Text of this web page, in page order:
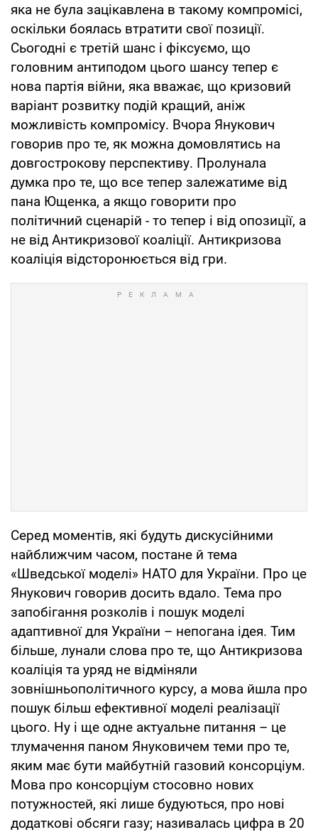
яка не була зацікавлена в такому компромісі,
оскільки боялась втратити свої позиції.
Сьогодні є третій шанс і фіксуємо, що
головним антиподом цього шансу тепер є
нова партія війни, яка вважає, що кризовий
варіант розвитку подій кращий, аніж
можливість компромісу. Вчора Янукович
говорив про те, як можна домовлятись на
довгострокову перспективу. Пролунала
думка про те, що все тепер залежатиме від
пана Ющенка, а якщо говорити про
політичний сценарій - то тепер і від опозиції, а
не від Антикризової коаліції. Антикризова
коаліція відсторонюється від гри.
Серед моментів, які будуть дискусійними
найближчим часом, постане й тема
«Шведської моделі» НАТО для України. Про це
Янукович говорив досить вдало. Тема про
запобігання розколів і пошук моделі
адаптивної для України – непогана ідея. Тим
більше, лунали слова про те, що Антикризова
коаліція та уряд не відміняли
зовнішньополітичного курсу, а мова йшла про
пошук більш ефективної моделі реалізації
цього. Ну і ще одне актуальне питання – це
тлумачення паном Януковичем теми про те,
яким має бути майбутній газовий консорціум.
Мова про консорціум стосовно нових
потужностей, які лише будуються, про нові
додаткові обсяги газу; називалась цифра в 20